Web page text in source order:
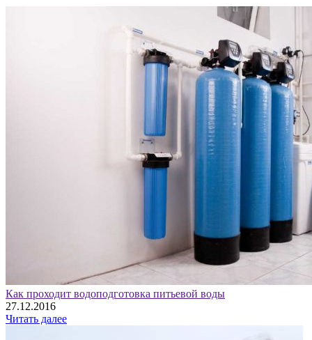
Как проходит водоподготовка питьевой воды
27.12.2016
Читать далее